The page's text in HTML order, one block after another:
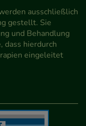
ausschließlich
gestellt. Sie
und Behandlung
dass hierdurch
eingeleitet